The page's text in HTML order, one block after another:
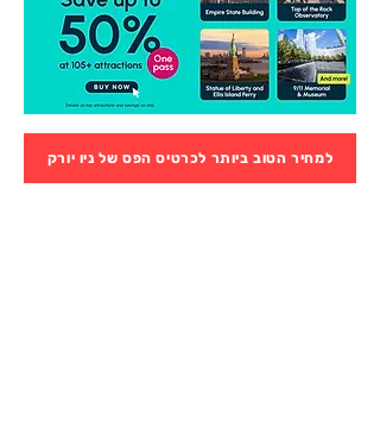
למחיר הטוב ביותר לכרטיס הפס של ניו יורק